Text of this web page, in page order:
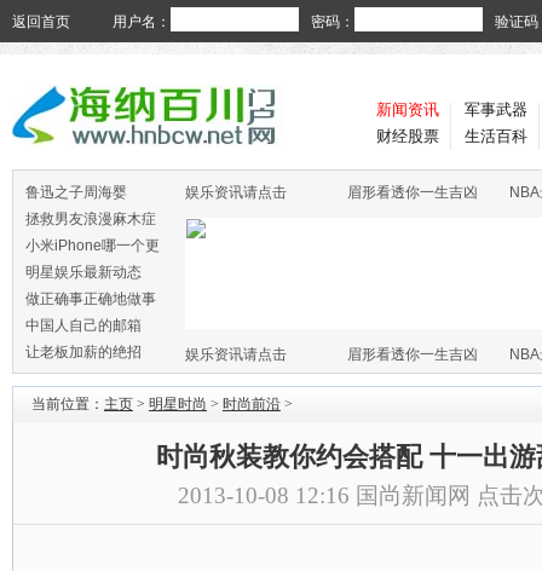
返回首页 用户名： 密码： 验证码
新闻资讯
财经股票
军事武器
生活百科
鲁迅之子周海婴
拯救男友浪漫麻木症
小米iPhone哪一个更
火
明星娱乐最新动态
做正确事正确地做事
中国人自己的邮箱
让老板加薪的绝招
娱乐资讯请点击 眉形看透你一生吉凶
娱乐资讯请点击 眉形看透你一生吉凶
当前位置： 主页 > 明星时尚 > 时尚前沿 >
时尚秋装教你约会搭配 十一出
2013-10-08 12:16 国尚新闻网 点击